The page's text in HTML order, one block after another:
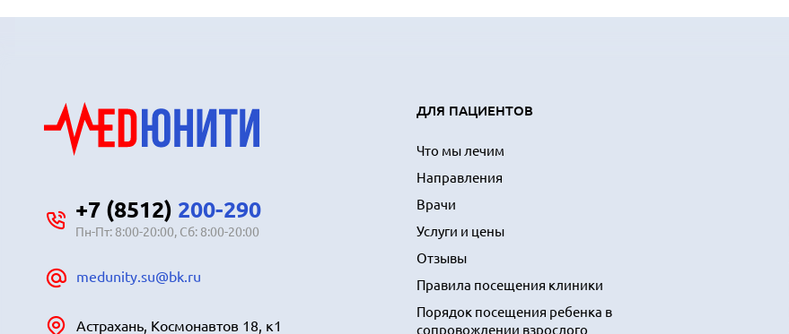
+7 (8512) 200-290
Пн-Пт: 8:00-20:00, Сб: 8:00-20:00
medunity.su@bk.ru
Астрахань, Космонавтов 18, к1
ДЛЯ ПАЦИЕНТОВ
Что мы лечим
Направления
Врачи
Услуги и цены
Отзывы
Правила посещения клиники
Порядок посещения ребенка в
сопровождении взрослого